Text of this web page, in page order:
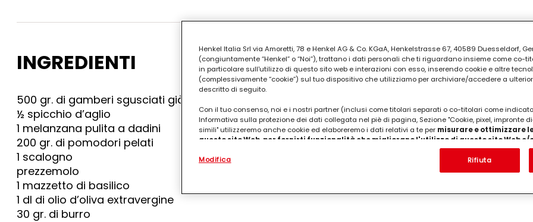
INGREDIENTI
500 gr. di gamberi sgusciati già puliti
½ spicchio d’aglio
1 melanzana pulita a dadini
200 gr. di pomodori pelati
1 scalogno
prezzemolo
1 mazzetto di basilico
1 dl di olio d’oliva extravergine
30 gr. di burro
Henkel Italia Srl via Amoretti, 78 e Henkel AG & Co. KGaA, Henkelstrasse 67, 40589 Duesseldorf,
(congiuntamente “Henkel” o “Noi”), trattano i dati personali che ti riguardano insieme come co-
in particolare sull'utilizzo di questo sito web e interazioni con esso, inserendo cookie e altre
(complessivamente “cookie”) sul tuo dispositivo che utilizziamo per archiviare/accedere a
descritto di seguito.
Con il tuo consenso, noi e i nostri partner (inclusi come titolari separati o co-titolari come
Informativa sulla protezione dei dati collegata nel piè di pagina, Sezione "Cookie, pixel, impronte
simili" utilizzeremo anche cookie ed elaboreremo i dati relativi a te per misurare e ottimizzare
questo sito Web, per fornirti funzionalità che migliorano l'utilizzo di questo sito Web e/
. Analizzeremo il tuo utilizzo di questo sito Web e le tue interazioni commerciali
(rispettivamente dell'azienda per cui lavori) per) e su tale base tracciare i tuoi acquisti dei nostri
terzi, conservare le nostre informazioni sulle entità commerciali e creare profili individuali su di te
Modifica Rifiuta